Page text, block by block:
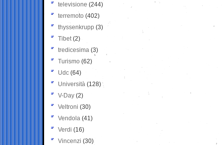
televisione(244)
terremoto (402)
thyssenkrupp (3)
Tibet(2)
tredicesima (3)
Turismo (62)
Udc (64)
Università (128)
V-Day (2)
Veltroni (30)
Vendola (41)
Verdi (16)
Vincenzi (30)